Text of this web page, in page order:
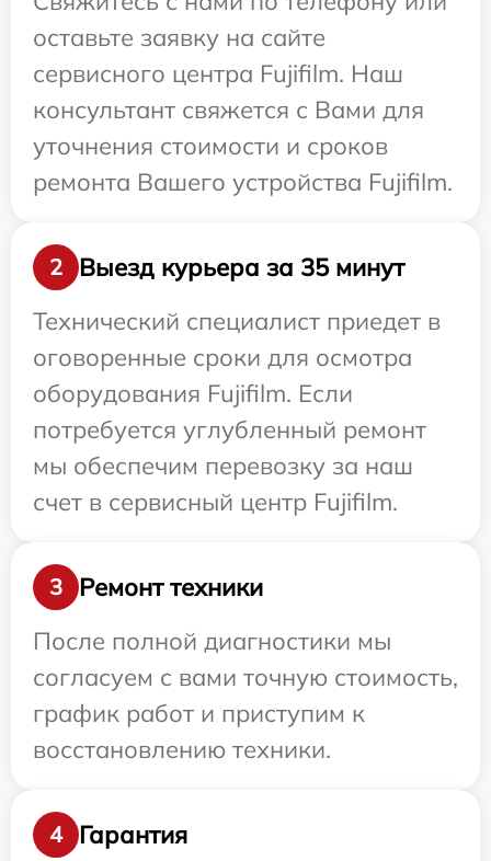
оставьте заявку на сайте
сервисного центра Fujifilm. Наш
консультант свяжется с Вами для
уточнения стоимости и сроков
ремонта Вашего устройства Fujifilm.
2
Выезд курьера за 35 минут
Технический специалист приедет в
оговоренные сроки для осмотра
оборудования Fujifilm. Если
потребуется углубленный ремонт
мы обеспечим перевозку за наш
счет в сервисный центр Fujifilm.
3
Ремонт техники
После полной диагностики мы
согласуем с вами точную стоимость,
график работ и приступим к
восстановлению техники.
4 Гарантия